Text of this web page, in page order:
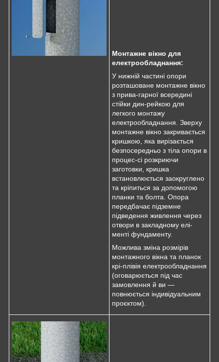
Монтажне вікно для
електрообладнання:
У нижній частині опори
розташоване монтажне вікно
з прива-гарної всередині
стійки дин-рейкою для
легкого монтажу
електрообладнання. Зверху
монтажне вікно закривається
кришкою, яка вирізається
безпосередньо з тіла опори в
процес-сі розкриючи
заготовки, кришка
встановлюється заокруглено
та кріпиться за допомогою
планки та болта. Опора
передбачає підземне
підведення живлення через
отвори в закладному елі-
менті фундаменту.
Можлива зміна розмірів
монтажного вікна та планок
крі-плівія електрообладнання
(оговарюється під час
замовлення й ви —
повнюється індивідуальним
проєктом).